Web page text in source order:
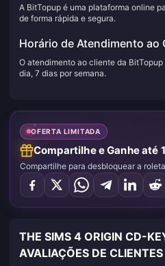
A BitTopup é uma plataforma online
de forma rápida e segura.
Horário de Atendimento ao
O atendimento ao cliente da
dia, 7 dias por semana.
OFERTA LIMITADA
Compartilhe e Ganhe até
Compartilhe para desbloquear a
THE SIMS 4 ORIGIN CD-
AVALIAÇÕES DE